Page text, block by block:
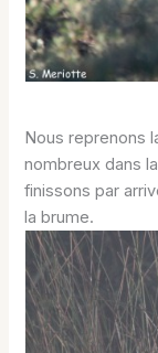
Nous reprenons
nombreux dans
finissons par
la brume.